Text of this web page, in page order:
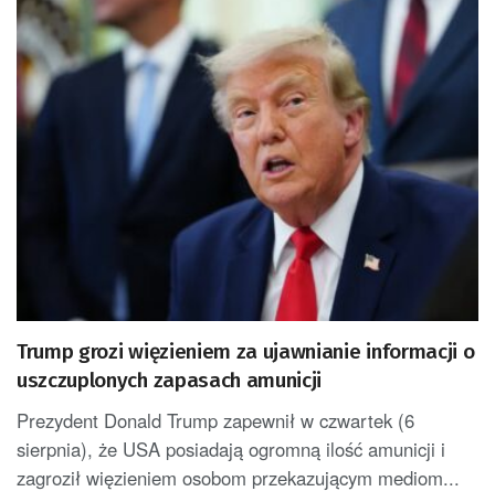
Trump grozi więzieniem za ujawnianie informacji o
uszczuplonych zapasach amunicji
Prezydent Donald Trump zapewnił w czwartek (6
sierpnia), że USA posiadają ogromną ilość amunicji i
zagroził więzieniem osobom przekazującym mediom...